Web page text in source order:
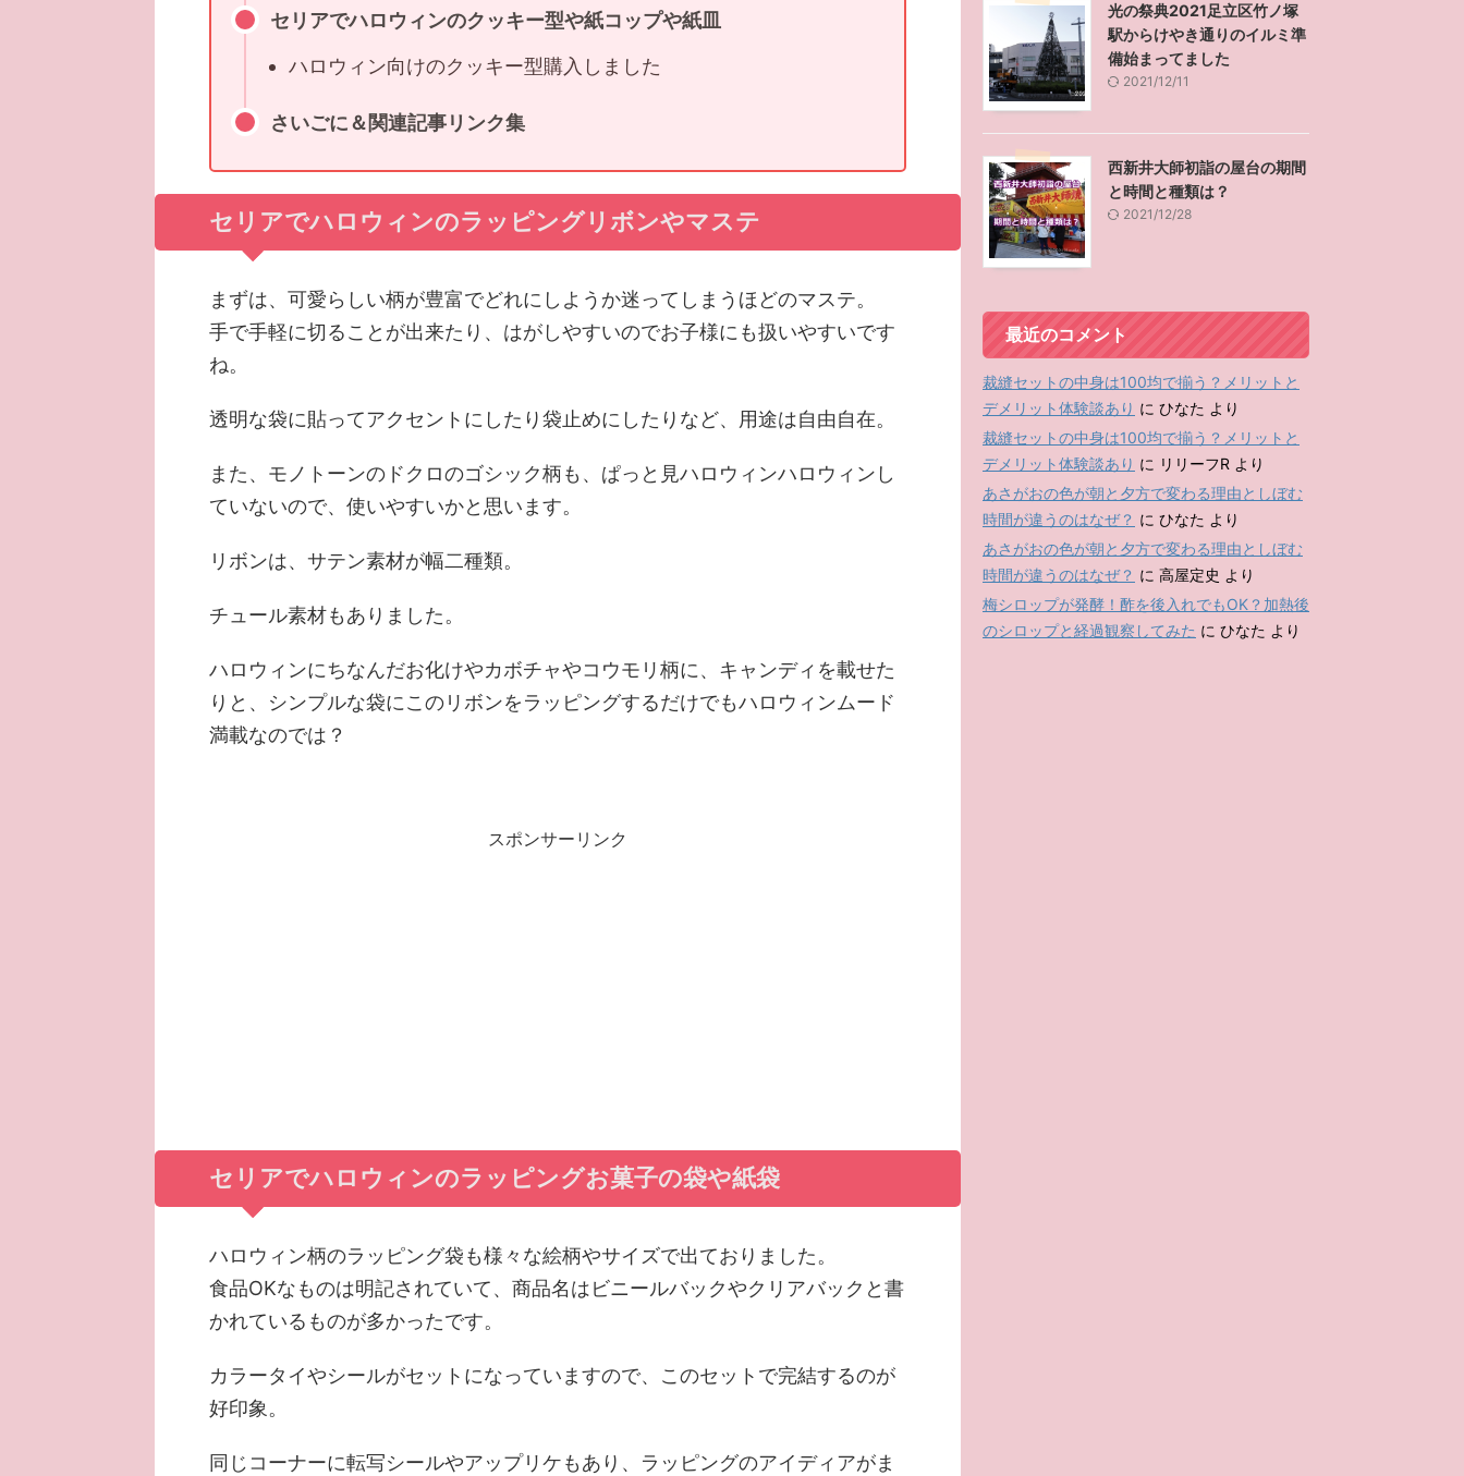
セリアでハロウィンのクッキー型や紙コップや紙皿
ハロウィン向けのクッキー型購入しました
さいごに＆関連記事リンク集
セリアでハロウィンのラッピングリボンやマステ
まずは、可愛らしい柄が豊富でどれにしようか迷ってしまうほどのマステ。
手で手軽に切ることが出来たり、はがしやすいのでお子様にも扱いやすいです
ね。
透明な袋に貼ってアクセントにしたり袋止めにしたりなど、用途は自由自在。
また、モノトーンのドクロのゴシック柄も、ぱっと見ハロウィンハロウィンし
ていないので、使いやすいかと思います。
リボンは、サテン素材が幅二種類。
チュール素材もありました。
ハロウィンにちなんだお化けやカボチャやコウモリ柄に、キャンディを載せた
りと、シンプルな袋にこのリボンをラッピングするだけでもハロウィンムード
満載なのでは？
スポンサーリンク
セリアでハロウィンのラッピングお菓子の袋や紙袋
ハロウィン柄のラッピング袋も様々な絵柄やサイズで出ておりました。
食品OKなものは明記されていて、商品名はビニールバックやクリアバックと書
かれているものが多かったです。
カラータイやシールがセットになっていますので、このセットで完結するのが
好印象。
同じコーナーに転写シールやアップリケもあり、ラッピングのアイディアがま
光の祭典2021足立区竹ノ塚
駅からけやき通りのイルミ準
備始まってました
2021/12/11
西新井大師初詣の屋台の期間
と時間と種類は？
2021/12/28
最近のコメント
裁縫セットの中身は100均で揃う？メリットと
デメリット体験談あり に ひなた より
裁縫セットの中身は100均で揃う？メリットと
デメリット体験談あり に リリーフR より
あさがおの色が朝と夕方で変わる理由としぼむ
時間が違うのはなぜ？ に ひなた より
あさがおの色が朝と夕方で変わる理由としぼむ
時間が違うのはなぜ？ に 高屋定史 より
梅シロップが発酵！酢を後入れでもOK？加熱後
のシロップと経過観察してみた に ひなた より